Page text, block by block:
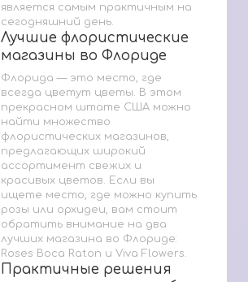
является самым практичным на
сегодняшний день.
Лучшие флористические
магазины во Флориде
Лучшие флористические
магазины во Флориде
Флорида — это место, где
всегда цветут цветы. В этом
прекрасном штате США можно
найти множество
флористических магазинов,
предлагающих широкий
ассортимент свежих и
красивых цветов. Если вы
ищете место, где можно купить
розы или орхидеи, вам стоит
обратить внимание на два
лучших магазина во Флориде:
Roses Boca Raton и Viva Flowers.
Практичные решения
Практичные решения